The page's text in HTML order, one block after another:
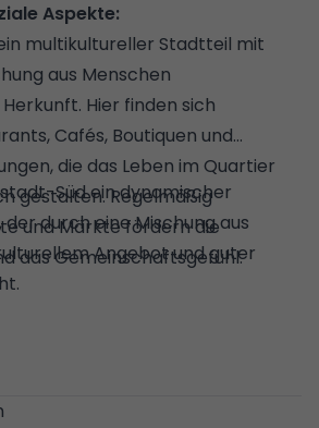
Aspekte:
multikultureller Stadtteil mit
aus Menschen
Hier finden sich
Cafés, Boutiquen und
die das Leben im Quartier
gestalten. Regelmäßig
und Märkte fördern die
das Gemeinschaftsgefühl.
Süd ein dynamischer
durch eine Mischung aus
Angebot und guter